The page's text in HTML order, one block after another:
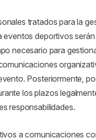
tratados para la
eventos deportivos
necesario para
Posteriormente,
los plazos
responsabilidades.
a comunicaciones